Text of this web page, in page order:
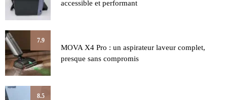
accessible et performant
7.9
MOVA X4 Pro : un aspirateur laveur complet,
presque sans compromis
8.5